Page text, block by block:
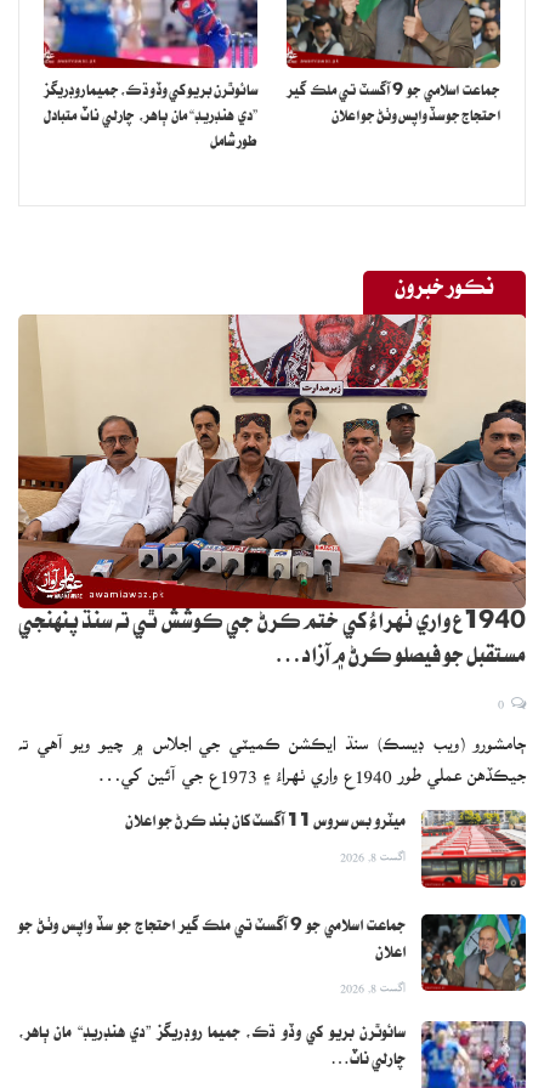
جماعت اسلامي جو 9 آگسٽ تي ملڪ گير
احتجاج جو سڏ واپس وٺڻ جو اعلان
سائوٿرن بريو کي وڏو ڌڪ، جميما روڊريگز
”دي هنڊريڊ“ مان ٻاهر، چارلي ناٽ متبادل
طور شامل
نڪور خبرون
1940ع واري ٺهراءُ کي ختم ڪرڻ جي ڪوشش ٿي ته سنڌ پنهنجي
مستقبل جو فيصلو ڪرڻ ۾ آزاد…
ڄامشورو (ويب ڊيسڪ) سنڌ ايڪشن ڪميٽي جي اجلاس ۾ چيو ويو آهي ته
جيڪڏهن عملي طور 1940ع واري ٺهراءُ ۽ 1973ع جي آئين کي…
ميٽرو بس سروس 11 آگسٽ کان بند ڪرڻ جو اعلان
اگست 8, 2026
جماعت اسلامي جو 9 آگسٽ تي ملڪ گير احتجاج جو سڏ واپس وٺڻ جو
اعلان
اگست 8, 2026
سائوٿرن بريو کي وڏو ڌڪ، جميما روڊريگز ”دي هنڊريڊ“ مان ٻاهر،
چارلي ناٽ…